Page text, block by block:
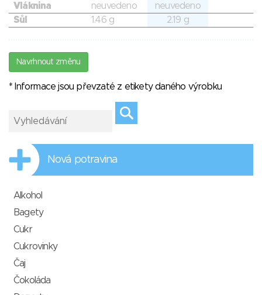
Vláknina neuvedeno
neuvedeno
Sůl
1.46 g 2.19 g
Navrhnout změnu
* Informace jsou převzaté z etikety daného výrobku
Nová potravina
Alkohol
Bagety
Cukr
Cukrovinky
Čaj
Čokoláda